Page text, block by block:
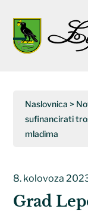
Ova
web
stranica
Open
Close
Naslovnica >
sufinancirati
mladima
8. kolovoza
Grad